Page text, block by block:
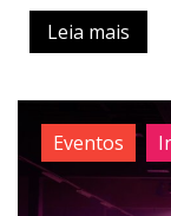
Leia mais
Eventos